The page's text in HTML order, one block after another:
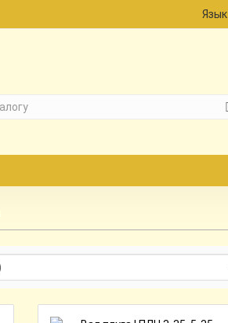
Язык